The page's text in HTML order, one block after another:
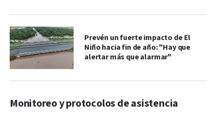
Prevén un fuerte impacto de El
Niño hacia fin de año: "Hay que
alertar más que alarmar"
Monitoreo y protocolos de asistencia